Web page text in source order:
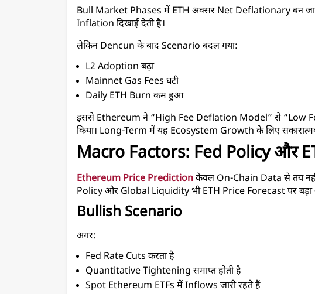
Bull Market Phases में ETH अक्सर Net Deflationary बन
Inflation दिखाई देती है।
लेकिन Dencun के बाद Scenario बदल गया:
L2 Adoption बढ़ा
Mainnet Gas Fees घटी
Daily ETH Burn कम हुआ
इससे Ethereum ने “High Fee Deflation Model” से “Low
किया। Long-Term में यह Ecosystem Growth के लिए सकारात्मक
Macro Factors: Fed Policy और
Ethereum Price Prediction केवल On-Chain Data से तय
Policy और Global Liquidity भी ETH Price Forecast पर बड़ा
Bullish Scenario
अगर:
Fed Rate Cuts करता है
Quantitative Tightening समाप्त होती है
Spot Ethereum ETFs में Inflows जारी रहते हैं